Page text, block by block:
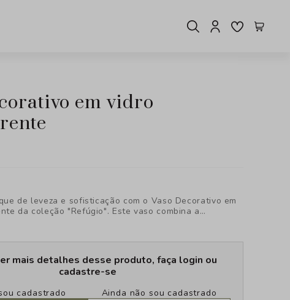
de leveza e sofisticação com o Vaso Decorativo em
da coleção "Refúgio". Este vaso combina a
contemporâneo com a beleza atemporal do vidro
mais detalhes desse produto, faça login ou
cadastre-se
cadastrado Ainda não sou cadastrado